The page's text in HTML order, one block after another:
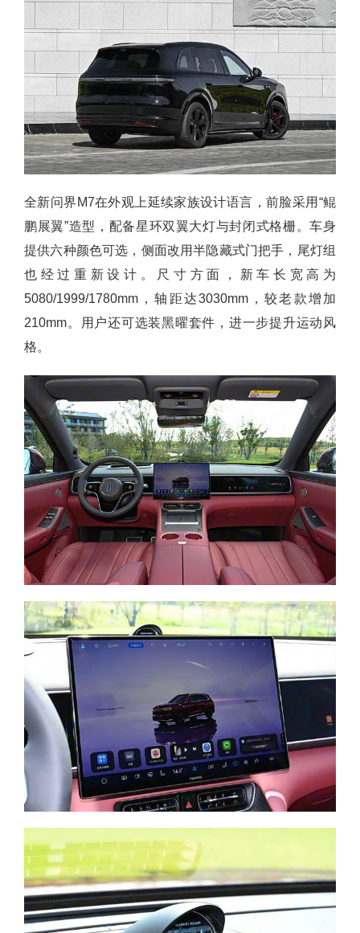
全新问界M7在外观上延续家族设计语言，前脸采用“鲲
鹏展翼”造型，配备星环双翼大灯与封闭式格栅。车身
提供六种颜色可选，侧面改用半隐藏式门把手，尾灯组
也经过重新设计。尺寸方面，新车长宽高为
5080/1999/1780mm，轴距达3030mm，较老款增加
210mm。用户还可选装黑曜套件，进一步提升运动风
格。